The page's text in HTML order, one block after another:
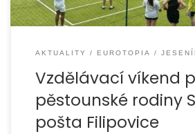
AKTUALITY EUROTOPIA
Vzdělávací víkend
pěstounské rodiny
pošta Filipovice